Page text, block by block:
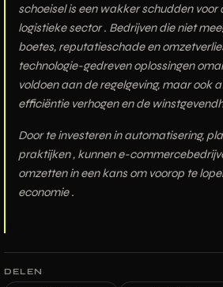
schoeisel is een wakker schudden
logistieke sector. Bedrijven die niet
boetes, reputatieschade en
technologie-gedreven oplossingen
voldoen aan de regelgeving, maar ook
efficiëntie verhogen en de
Door te investeren inautomatisering,
praktijken, kunnen e-
omzetten in een kans om voorop te
economie.
DELEN